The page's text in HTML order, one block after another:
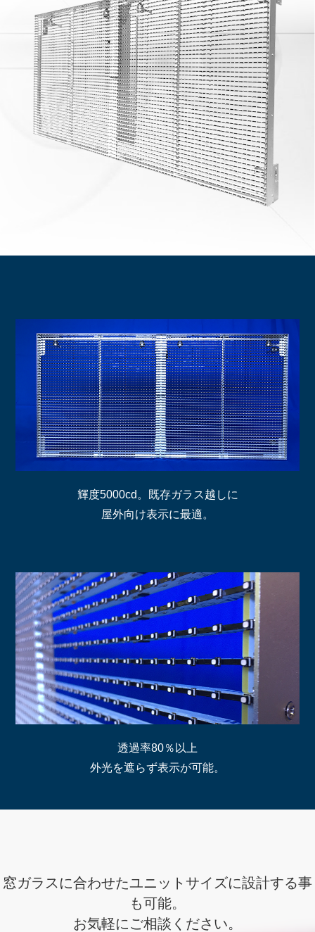
輝度5000cd。既存ガラス越しに
屋外向け表示に最適。
透過率80％以上
外光を遮らず表示が可能。
窓ガラスに合わせたユニットサイズに設計する事
も可能。
お気軽にご相談ください。